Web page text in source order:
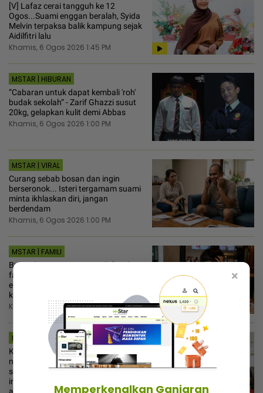
[V] Lafaz cerai tangguh ke 12
Ogos...Suami enggan beralah, Syida
Melvin terpaksa balik kampung sejak
Aidilfitri lalu
Khamis, 6 Ogos 2026 1:45 PM
MSTAR | HIBURAN
“Cabaran untuk dapat kembali 'roh'
budak sekolah“ - Zarif Ghazzi susut
20kg, gelapkan kulit demi Abbas
Khamis, 6 Ogos 2026 1:00 PM
MSTAR | VIRAL
Curang sebab bosan dan ingin
berseronok... Isteri tergamam suami
minta ikhlaskan diri, jangan
berdendam
Khamis, 6 Ogos 2026 1:00 PM
MSTAR | FAMILI
Bukan lapar tapi emosi! Tak fasal-
fasal berat badan naik sebab ‘stress
eating’, ahli farmasi kongsi cara ‘kill’
ketagihan gula
Khamis, 6 Ogos 2026 12:30 PM
MSTAR | VIRAL
Kesian ‘roommate’ hari-hari makan
nasi bujang, almari penuh mi
segera... Ingatkan orang susah,
individu tergamam lepas tengok baki
×
Memperkenalkan Ganjaran